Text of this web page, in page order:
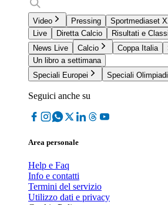
Video Pressing Sportmediaset
Live
Diretta Calcio
Risultati e
News Live
Calcio Coppa Italia
Un libro a settimana
Speciali Europei
Speciali Olimpiadi
Seguici anche su
Area personale
Help e Faq
Info e contatti
Termini del servizio
Utilizzo dati e privacy